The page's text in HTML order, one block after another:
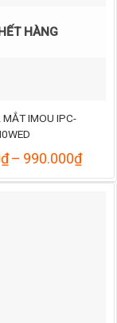
HẾT HÀNG
MẮT IMOU IPC-
₫– 990.000₫
giá:
từ